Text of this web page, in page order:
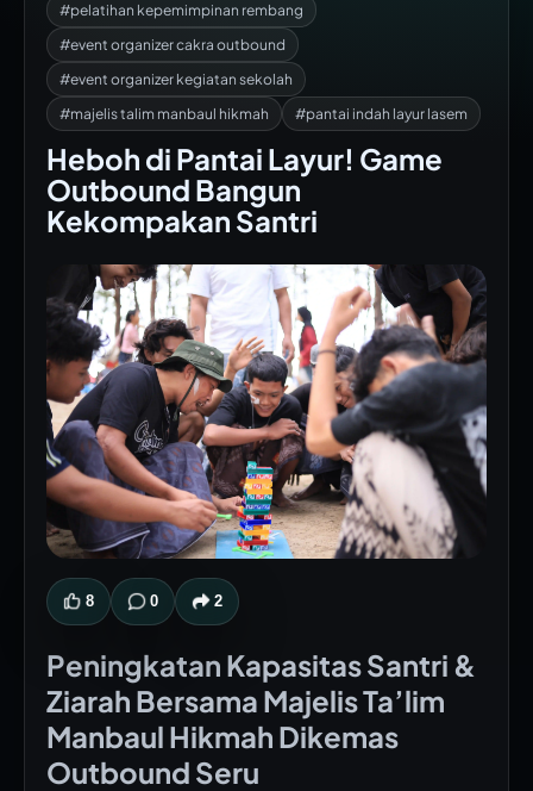
#pelatihan kepemimpinan rembang
#event organizer cakra outbound
#event organizer kegiatan sekolah
#majelis talim manbaul hikmah
#pantai indah layur lasem
Heboh di Pantai Layur! Game
Outbound Bangun
Kekompakan Santri
8 0 2
Peningkatan Kapasitas Santri &
Ziarah Bersama Majelis Ta’lim
Manbaul Hikmah Dikemas
Outbound Seru